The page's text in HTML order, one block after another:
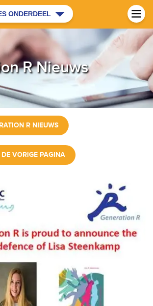
ONDERDEEL
R Nieuws
R NIEUWS
VORIGE PAGINA